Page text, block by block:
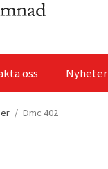
oss Nyheter
/ Dmc 402